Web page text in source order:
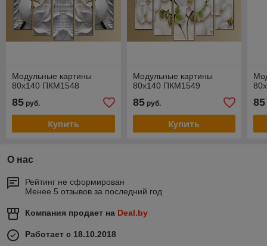
Модульные картины
80x140 ПКМ1548
85 руб.
Купить
Модульные картины
80x140 ПКМ1549
85руб.
Купить
85
О нас
Рейтинг не сформирован
Менее 5 отзывов за последний год
Компания продает на Deal.by
Работает с 18.10.2018